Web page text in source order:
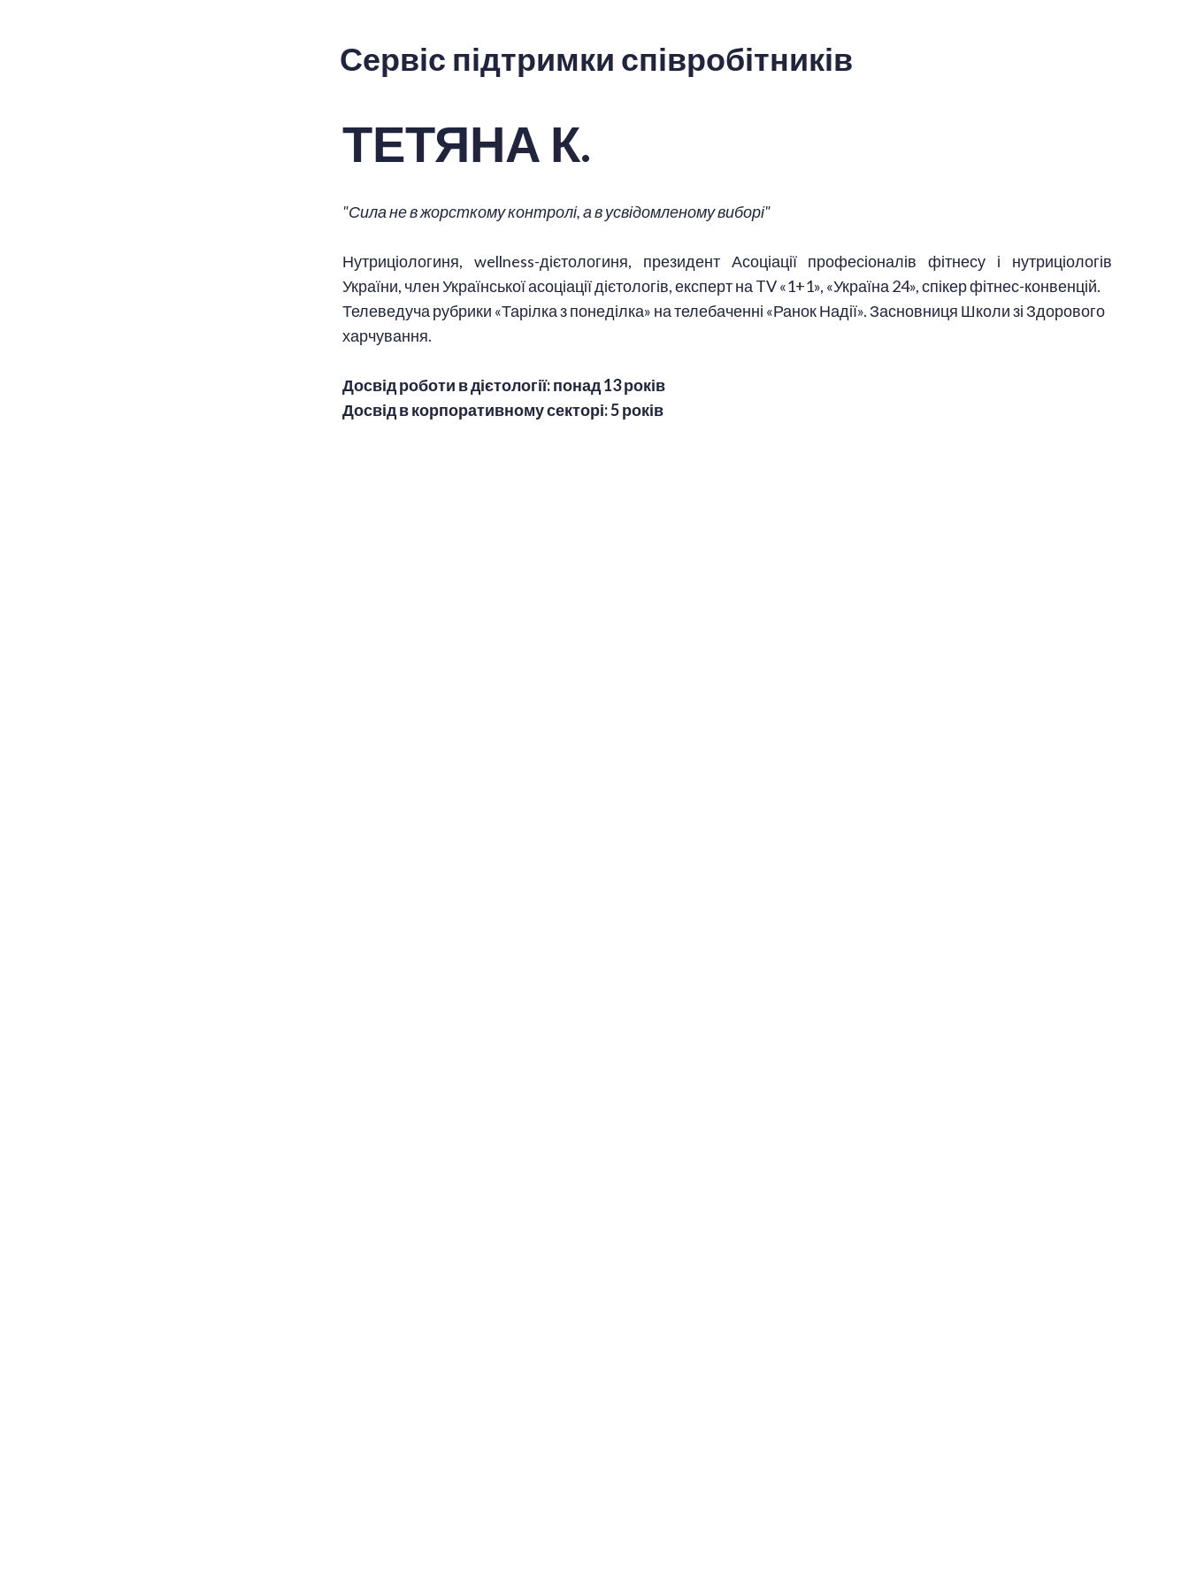
Сервіс підтримки співробітників
ТЕТЯНА К.
"Сила не в жорсткому контролі, а в усвідомленому виборі"
Нутриціологиня, wellness-дієтологиня, президент Асоціації професіоналів фітнесу і нутриціологів
України, член Української асоціації дієтологів, експерт на TV «1+1», «Україна 24», спікер фітнес-конвенцій.
Телеведуча рубрики «Тарілка з понеділка» на телебаченні «Ранок Надії». Засновниця Школи зі Здорового
харчування.
Досвід роботи в дієтології: понад 13 років
Досвід в корпоративному секторі: 5 років